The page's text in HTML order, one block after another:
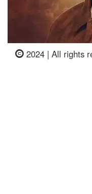
2024 | All rights